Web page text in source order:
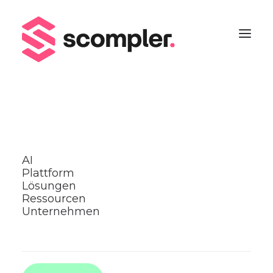
AI
Plattform
Lösungen
Ressourcen
Unternehmen
The Scompler product uses Open
an obligation to publish the